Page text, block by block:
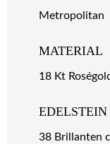
Metropolitan
MATERIAL
18 Kt
EDELSTEIN
38 Brillanten